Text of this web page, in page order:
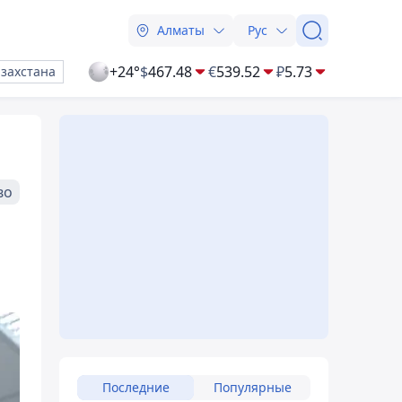
Алматы Рус
+24°$467.48 €539.52 ₽5.73
Последние Популярные